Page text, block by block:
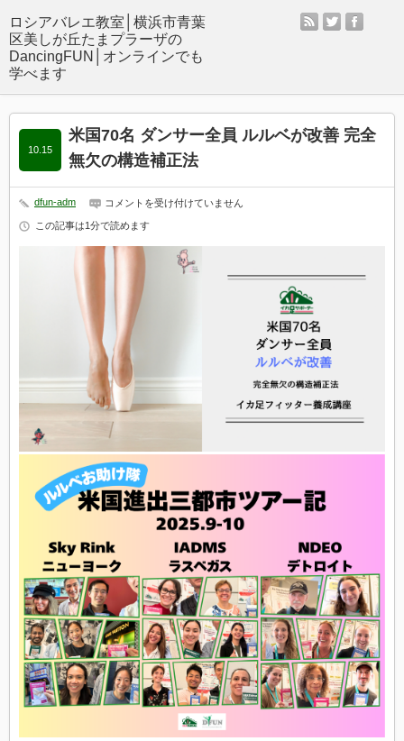
rss twitter
米国70名 ダンサー全員 ルルベが改善 完全
無欠の構造補正法
10.15
dfun-adm
米
70
ダ
ン
全
員
ル
ベ
が
改
善
完
全
欠
の
構
造
補
は
コメントを受け付けていません
この記事は1分で読めます